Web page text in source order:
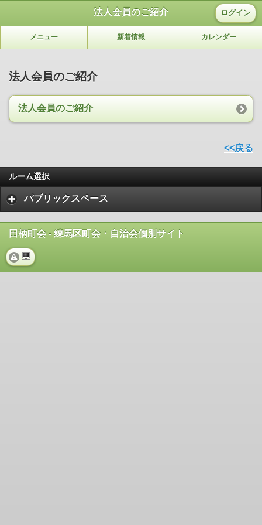
法人会員のご紹介 ログイン
メニュー 新着情報 カレンダー
法人会員のご紹介
法人会員のご紹介
<<戻る
ルーム選択
パブリックスペース
田柄町会 - 練馬区町会・自治会個別サイト